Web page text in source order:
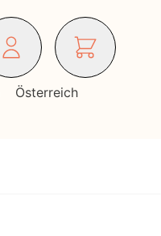
Österreich